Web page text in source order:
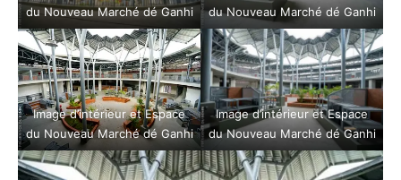
du Nouveau Marché dé Ganhi
du Nouveau Marché dé Ganhi
Image d’intérieur et Espace
du Nouveau Marché dé Ganhi
Image d’intérieur et Espace
du Nouveau Marché dé Ganhi